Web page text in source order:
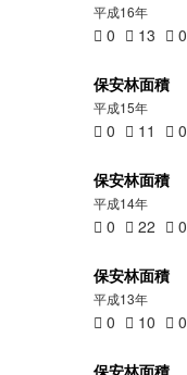
平成16年
0 13 0
保安林面積
平成15年
0 11 0
保安林面積
平成14年
0 22 0
保安林面積
平成13年
0 10 0
保安林面積